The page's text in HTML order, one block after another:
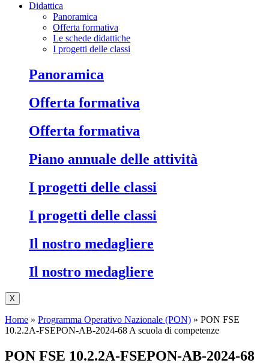
Didattica
Panoramica
Offerta formativa
Le schede didattiche
I progetti delle classi
Panoramica
Offerta formativa
Offerta formativa
Piano annuale delle attività
I progetti delle classi
I progetti delle classi
Il nostro medagliere
Il nostro medagliere
X
Home » Programma Operativo Nazionale (PON) » PON FSE
10.2.2A-FSEPON-AB-2024-68 A scuola di competenze
PON FSE 10.2.2A-FSEPON-AB-2024-68